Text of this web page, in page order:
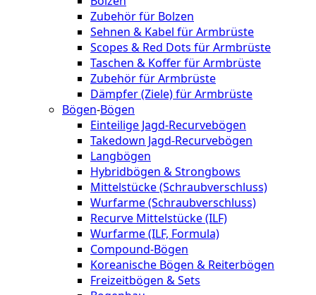
Zubehör für Bolzen
Sehnen & Kabel für Armbrüste
Scopes & Red Dots für Armbrüste
Taschen & Koffer für Armbrüste
Zubehör für Armbrüste
Dämpfer (Ziele) für Armbrüste
Bögen-Bögen
Einteilige Jagd-Recurvebögen
Takedown Jagd-Recurvebögen
Langbögen
Hybridbögen & Strongbows
Mittelstücke (Schraubverschluss)
Wurfarme (Schraubverschluss)
Recurve Mittelstücke (ILF)
Wurfarme (ILF, Formula)
Compound-Bögen
Koreanische Bögen & Reiterbögen
Freizeitbögen & Sets